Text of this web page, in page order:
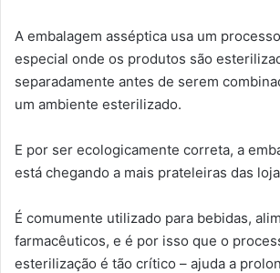
A embalagem asséptica usa um
especial onde os produtos são
separadamente antes de serem
um ambiente esterilizado.
E por ser ecologicamente correta, a
está chegando a mais prateleiras das
É comumente utilizado para bebidas,
farmacêuticos, e é por isso que o
esterilização é tão crítico – ajuda a